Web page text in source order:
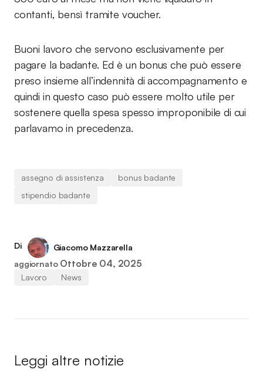
contanti, bensì tramite voucher.
Buoni lavoro che servono esclusivamente per
pagare la badante. Ed è un bonus che può essere
preso insieme all’indennità di accompagnamento e
quindi in questo caso può essere molto utile per
sostenere quella spesa spesso improponibile di cui
parlavamo in precedenza.
assegno di assistenza
bonus badante
stipendio badante
Di
Giacomo Mazzarella
aggiornato Ottobre 04, 2025
Lavoro News
Leggi altre notizie